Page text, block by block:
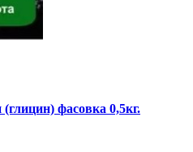
фасовка 0,5кг.